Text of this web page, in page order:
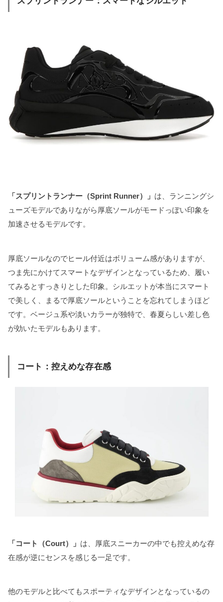
「スプリントランナー（Sprint Runner）」 は、ランニングシ
ューズモデルでありながら厚底ソールがモードっぽい印象を
加速させるモデルです。
厚底ソールなのでヒール付近はボリューム感がありますが、
つま先にかけてスマートなデザインとなっているため、履い
てみるとすっきりとした印象。シルエットが本当にスマート
で美しく、まるで厚底ソールということを忘れてしまうほど
です。ベージュ系や淡いカラーが独特で、春夏らしい差し色
が効いたモデルもあります。
コート：控えめな存在感
「コート（Court）」 は、厚底スニーカーの中でも控えめな存
在感が逆にセンスを感じる一足です。
他のモデルと比べてもスポーティなデザインとなっているの